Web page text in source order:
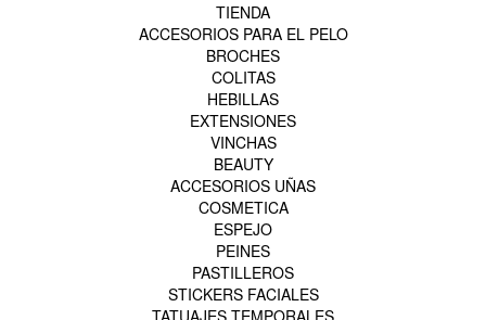
TIENDA
ACCESORIOS PARA EL PELO
BROCHES
COLITAS
HEBILLAS
EXTENSIONES
VINCHAS
BEAUTY
ACCESORIOS UÑAS
COSMETICA
ESPEJO
PEINES
PASTILLEROS
STICKERS FACIALES